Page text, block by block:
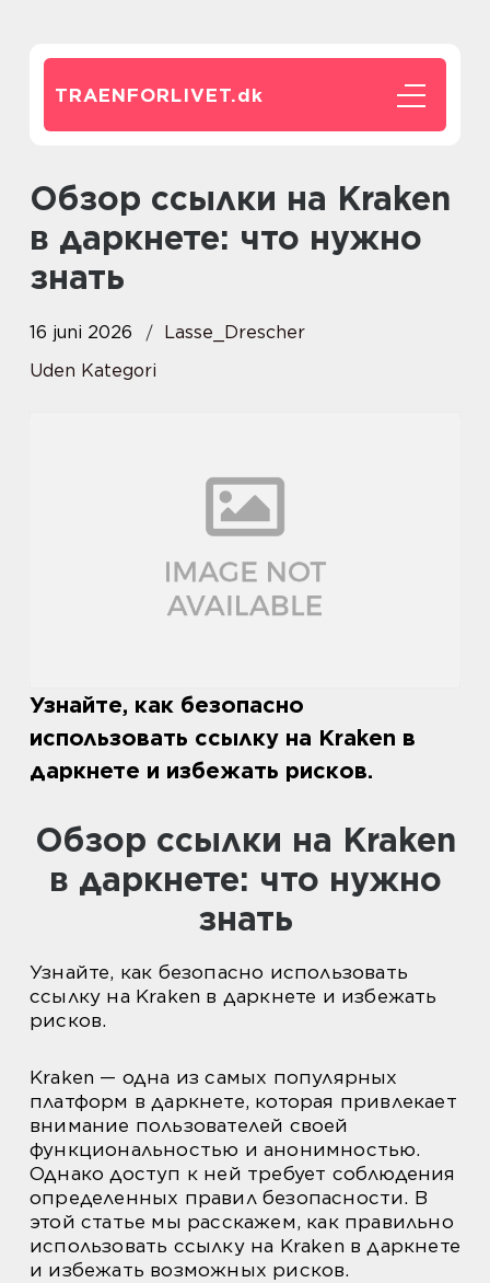
TRAENFORLIVET.dk
Обзор ссылки на Kraken
в даркнете: что нужно
знать
16 juni 2026
Lasse_Drescher
Uden Kategori
Узнайте, как безопасно
использовать ссылку на Kraken в
даркнете и избежать рисков.
Обзор ссылки на Kraken
в даркнете: что нужно
знать
Узнайте, как безопасно использовать
ссылку на Kraken в даркнете и избежать
рисков.
Kraken — одна из самых популярных
платформ в даркнете, которая привлекает
внимание пользователей своей
функциональностью и анонимностью.
Однако доступ к ней требует соблюдения
определенных правил безопасности. В
этой статье мы расскажем, как правильно
использовать ссылку на Kraken в даркнете
и избежать возможных рисков.